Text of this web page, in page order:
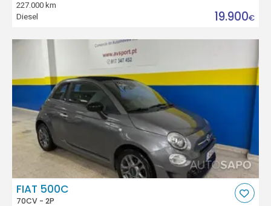
227.000 km
Diesel
19.900€
FIAT 500C
70CV - 2P